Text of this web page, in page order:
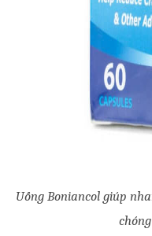
Uống Boniancol giúp